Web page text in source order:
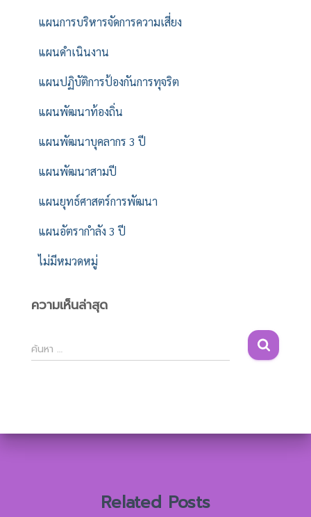
แผนการบริหารจัดการความเสี่ยง
แผนดำเนินงาน
แผนปฏิบัติการป้องกันการทุจริต
แผนพัฒนาท้องถิ่น
แผนพัฒนาบุคลากร 3 ปี
แผนพัฒนาสามปี
แผนยุทธ์ศาสตร์การพัฒนา
แผนอัตรากำลัง 3 ปี
ไม่มีหมวดหมู่
ความเห็นล่าสุด
ค้
น
ห
ค้นหา …
Related Posts